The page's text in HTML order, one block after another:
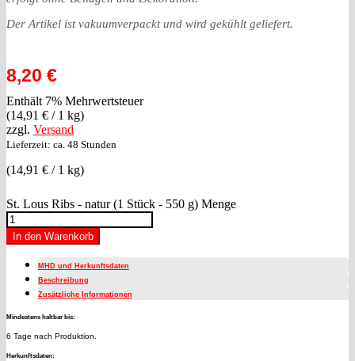
Der Artikel ist vakuumverpackt und wird gekühlt geliefert.
8,20 €
Enthält 7% Mehrwertsteuer
(14,91 € / 1 kg)
zzgl. Versand
Lieferzeit: ca. 48 Stunden
(14,91 € / 1 kg)
St. Lous Ribs - natur (1 Stück - 550 g) Menge
In den Warenkorb
MHD und Herkunftsdaten
Beschreibung
Zusätzliche Informationen
Mindestens haltbar bis:
6 Tage nach Produktion.
Herkunftsdaten: